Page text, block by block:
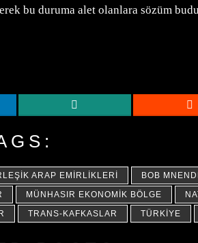
bu duruma alet olanlara sözüm
ARAP EMIRLIKLERI BOB
MÜNHASIR EKONOMIK BÖLGE
TRANS-KAFKASLAR TÜRKIYE